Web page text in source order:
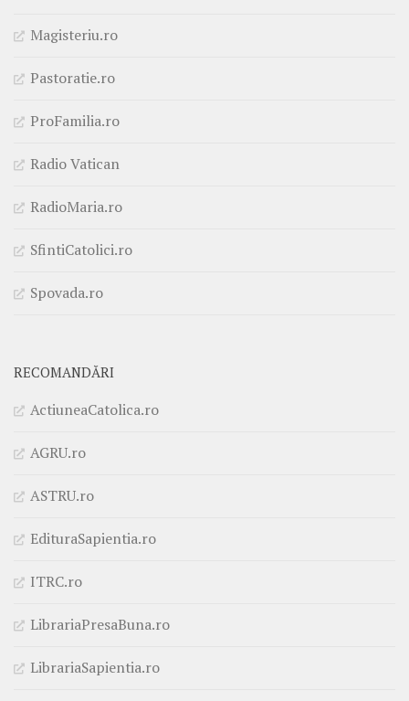
Magisteriu.ro
Pastoratie.ro
ProFamilia.ro
Radio Vatican
RadioMaria.ro
SfintiCatolici.ro
Spovada.ro
RECOMANDĂRI
ActiuneaCatolica.ro
AGRU.ro
ASTRU.ro
EdituraSapientia.ro
ITRC.ro
LibrariaPresaBuna.ro
LibrariaSapientia.ro